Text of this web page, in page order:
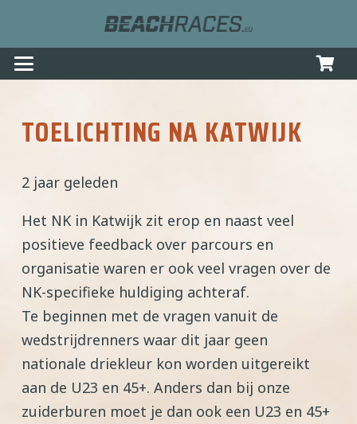
TOELICHTING NA KATWIJK
2 jaar geleden
Het NK in Katwijk zit erop en naast veel
positieve feedback over parcours en
organisatie waren er ook veel vragen over de
NK-specifieke huldiging achteraf.
Te beginnen met de vragen vanuit de
wedstrijdrenners waar dit jaar geen
nationale driekleur kon worden uitgereikt
aan de U23 en 45+. Anders dan bij onze
zuiderburen moet je dan ook een U23 en 45+